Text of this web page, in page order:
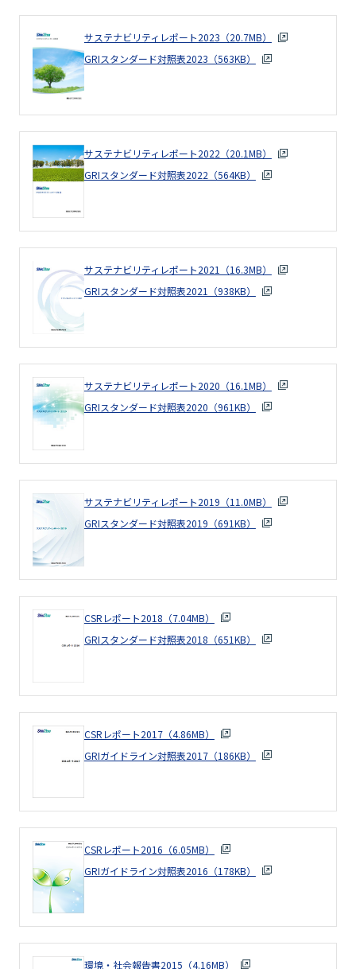
サステナビリティレポート2023（20.7MB）
GRIスタンダード対照表2023（563KB）
サステナビリティレポート2022（20.1MB）
GRIスタンダード対照表2022（564KB）
サステナビリティレポート2021（16.3MB）
GRIスタンダード対照表2021（938KB）
サステナビリティレポート2020（16.1MB）
GRIスタンダード対照表2020（961KB）
サステナビリティレポート2019（11.0MB）
GRIスタンダード対照表2019（691KB）
CSRレポート2018（7.04MB）
GRIスタンダード対照表2018（651KB）
CSRレポート2017（4.86MB）
GRIガイドライン対照表2017（186KB）
CSRレポート2016（6.05MB）
GRIガイドライン対照表2016（178KB）
環境・社会報告書2015（4.16MB）